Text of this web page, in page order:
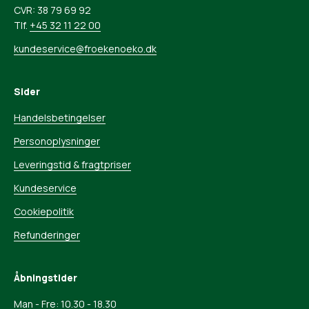
CVR: 38 79 69 92
Tlf. +45 32 11 22 00
kundeservice@froekenoeko.dk
Sider
Handelsbetingelser
Personoplysninger
Leveringstid & fragtpriser
Kundeservice
Cookiepolitik
Refunderinger
Åbningstider
Man - Fre: 10.30 - 18.30